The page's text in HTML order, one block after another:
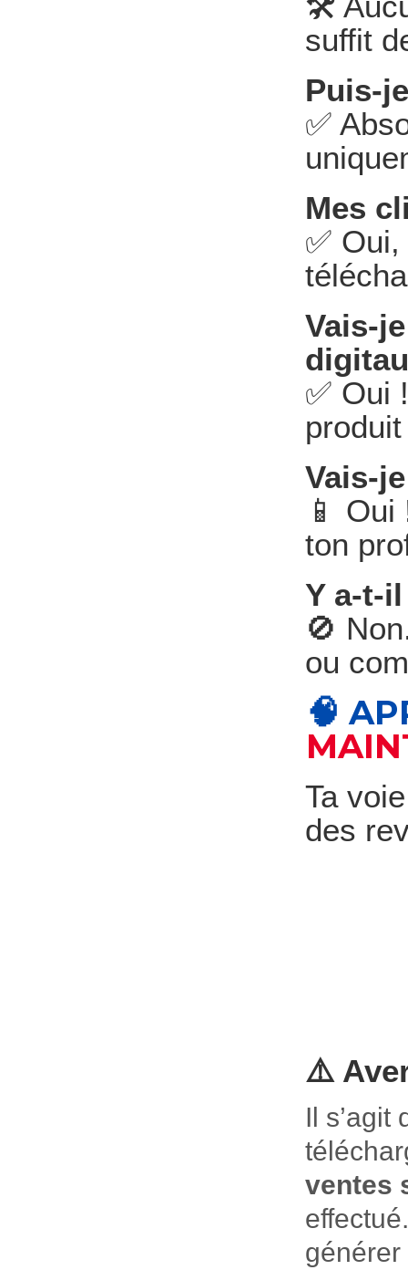
suffit
Puis-
✅
Mes
✅
Vais-
✅ Oui
Vais-
📱
ton
Y a-t-
🚫
ou
🧠
Ta
des
⚠️
Il s’agit
ventes